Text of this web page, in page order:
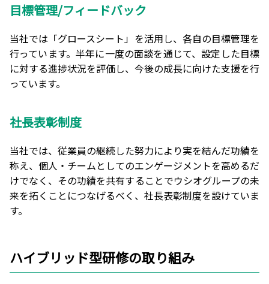
目標管理/フィードバック
当社では「グロースシート」を活用し、各自の目標管理を
行っています。半年に一度の面談を通じて、設定した目標
に対する進捗状況を評価し、今後の成長に向けた支援を行
っています。
社長表彰制度
当社では、従業員の継続した努力により実を結んだ功績を
称え、個人・チームとしてのエンゲージメントを高めるだ
けでなく、その功績を共有することでウシオグループの未
来を拓くことにつなげるべく、社長表彰制度を設けていま
す。
ハイブリッド型研修の取り組み